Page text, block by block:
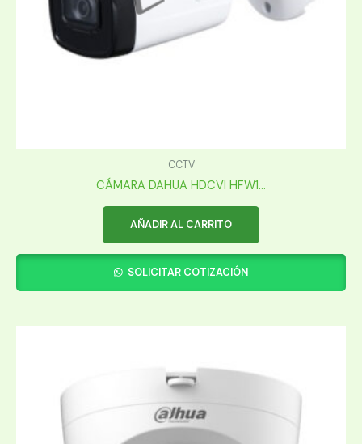
CCTV
CÁMARA DAHUA HDCVI HFW1...
AÑADIR AL CARRITO
SOLICITAR COTIZACIÓN